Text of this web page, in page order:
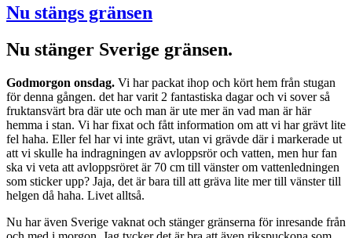
Nu stängs gränsen
Nu stänger Sverige gränsen.
Godmorgon onsdag. Vi har packat ihop och kört hem från stugan
för denna gången. det har varit 2 fantastiska dagar och vi sover så
fruktansvärt bra där ute och man är ute mer än vad man är här
hemma i stan. Vi har fixat och fått information om att vi har grävt lite
fel haha. Eller fel har vi inte grävt, utan vi grävde där i markerade ut
att vi skulle ha indragningen av avloppsrör och vatten, men hur fan
ska vi veta att avloppsröret är 70 cm till vänster om vattenledningen
som sticker upp? Jaja, det är bara till att gräva lite mer till vänster till
helgen då haha. Livet alltså.
Nu har även Sverige vaknat och stänger gränserna för inresande från